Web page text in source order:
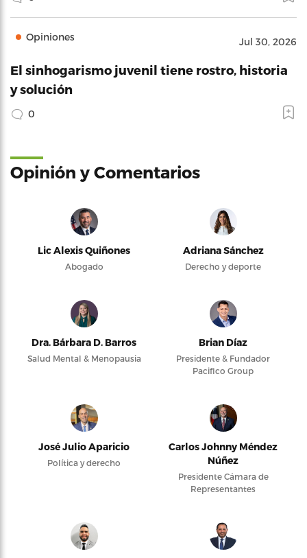
Opiniones Jul 30, 2026
El sinhogarismo juvenil tiene rostro, historia
y solución
0
Opinión y Comentarios
Lic Alexis Quiñones
Abogado
Adriana Sánchez
Derecho y deporte
Dra. Bárbara D. Barros
Salud Mental & Menopausia
Brian Díaz
Presidente & Fundador
Pacifico Group
José Julio Aparicio
Política y derecho
Carlos Johnny Méndez
Núñez
Presidente Cámara de
Representantes